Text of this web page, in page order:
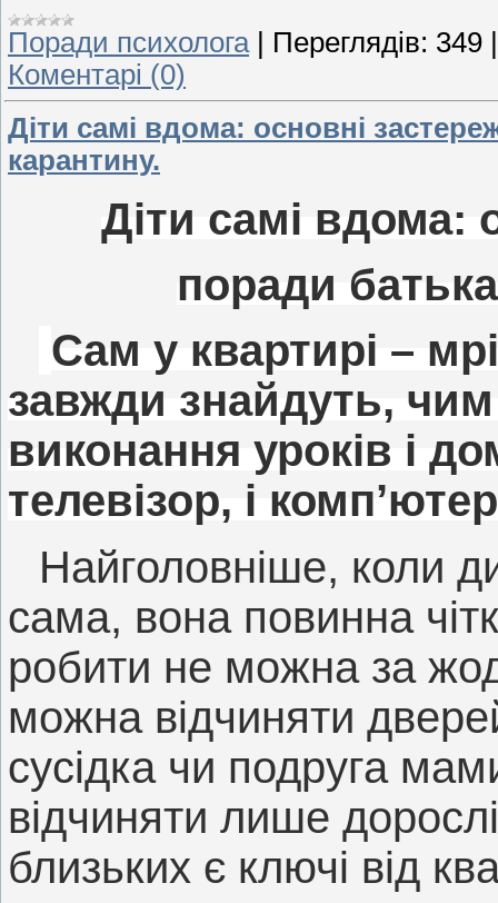
Поради психолога| Переглядів: 349
Коментарі (0)
Діти самі вдома: основні
карантину.
Діти самі вдома:
поради
Сам у квартирі –
завжди знайдуть,
виконання уроків і
телевізор, і
Найголовніше, коли
сама, вона повинна
робити не можна за
можна відчиняти
сусідка чи подруга
відчиняти лише
близьких є ключі від